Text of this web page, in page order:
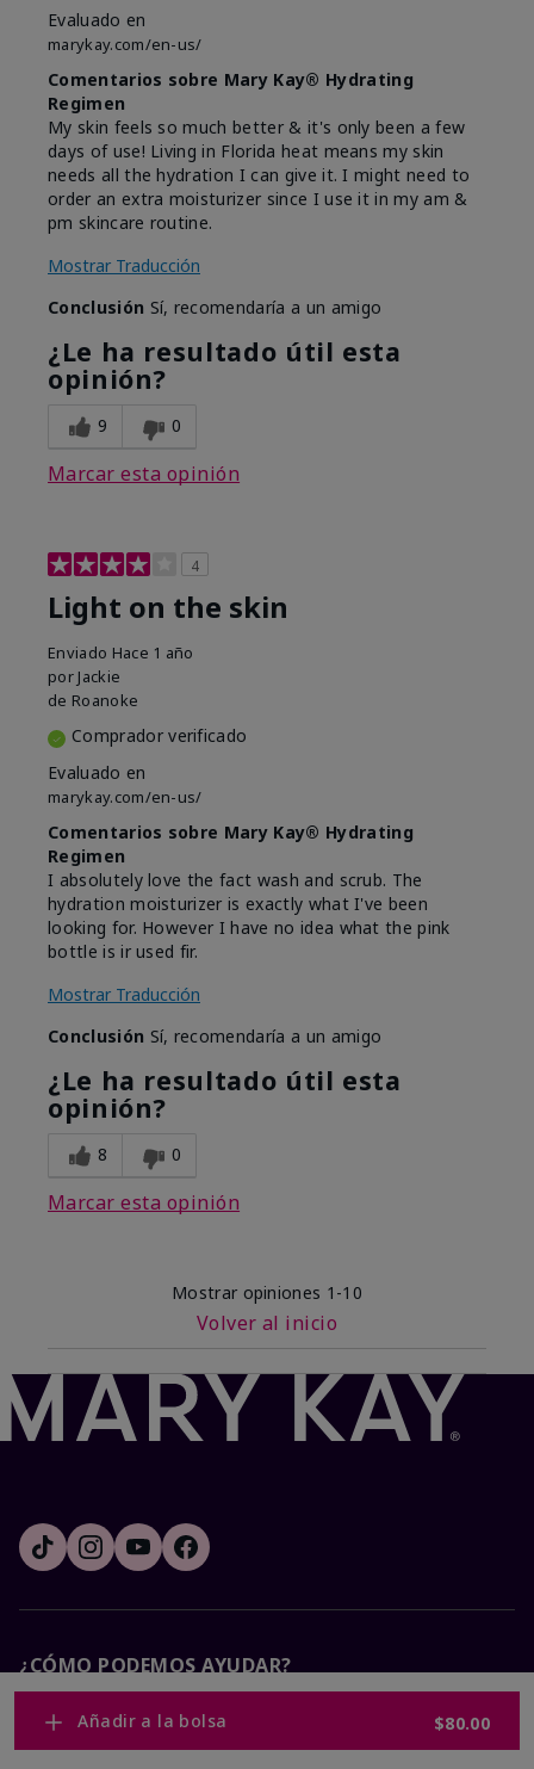
Añadir a la bolsa $80.00
Evaluado en
marykay.com/en-us/
Comentarios sobre Mary Kay® Hydrating
Regimen
My skin feels so much better & it's only been a few
days of use! Living in Florida heat means my skin
needs all the hydration I can give it. I might need to
order an extra moisturizer since I use it in my am &
pm skincare routine.
Mostrar Traducción
Conclusión Sí, recomendaría a un amigo
¿Le ha resultado útil esta
opinión?
9 0
Marcar esta opinión
4
Light on the skin
Enviado Hace 1 año
por Jackie
de Roanoke
Comprador verificado
Evaluado en
marykay.com/en-us/
Comentarios sobre Mary Kay® Hydrating
Regimen
I absolutely love the fact wash and scrub. The
hydration moisturizer is exactly what I've been
looking for. However I have no idea what the pink
bottle is ir used fir.
Mostrar Traducción
Conclusión Sí, recomendaría a un amigo
¿Le ha resultado útil esta
opinión?
8 0
Marcar esta opinión
Mostrar opiniones 1-10
Volver al inicio
¿CÓMO PODEMOS AYUDAR?
Recibe e-mails